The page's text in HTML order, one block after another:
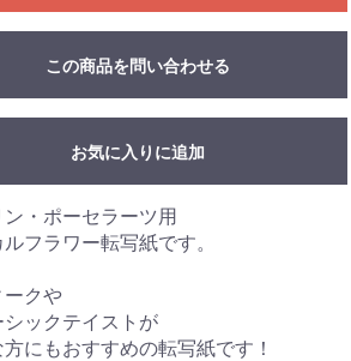
この商品を問い合わせる
お気に入りに追加
・ポーセラーツ用
フラワー転写紙です。
ークや
シックテイストが
にもおすすめの転写紙です！